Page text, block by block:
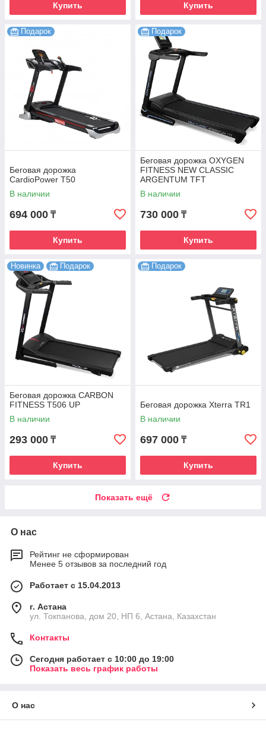
Купить Купить
Подарок
Беговая дорожка
CardioPower T50
В наличии
694 000 ₸
Купить
Подарок
Беговая дорожка OXYGEN
FITNESS NEW CLASSIC
ARGENTUM TFT
В наличии
730 000 ₸
Купить
Новинка Подарок
Беговая дорожка CARBON
FITNESS T506 UP
В наличии
293 000 ₸
Купить
Подарок
Беговая дорожка Xterra TR1
В наличии
697 000 ₸
Купить
Показать ещё
О нас
Рейтинг не сформирован
Менее 5 отзывов за последний год
Работает с 15.04.2013
г. Астана
ул. Токпанова, дом 20, НП 6, Астана, Казахстан
Контакты
Сегодня работает с 10:00 до 19:00
Показать весь график работы
О нас